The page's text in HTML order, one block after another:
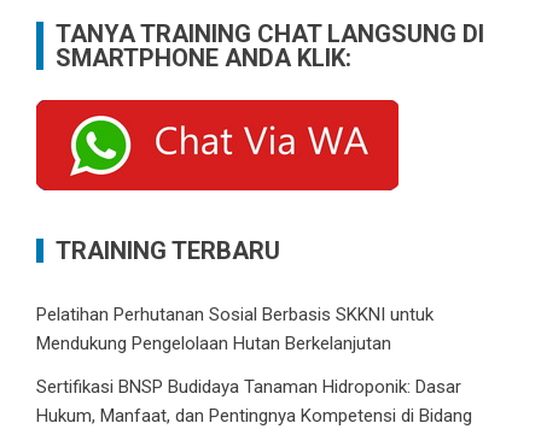
TANYA TRAINING CHAT LANGSUNG DI
SMARTPHONE ANDA KLIK:
TRAINING TERBARU
Pelatihan Perhutanan Sosial Berbasis SKKNI untuk
Mendukung Pengelolaan Hutan Berkelanjutan
Sertifikasi BNSP Budidaya Tanaman Hidroponik: Dasar
Hukum, Manfaat, dan Pentingnya Kompetensi di Bidang